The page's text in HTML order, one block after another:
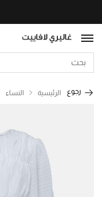
رجوع الرئيسية النساء